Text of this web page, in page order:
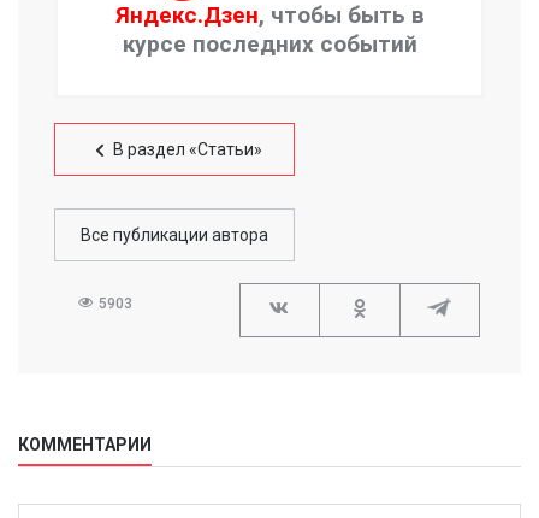
Яндекс.Дзен, чтобы быть в
курсе последних событий
В раздел «Статьи»
Все публикации автора
5903
КОММЕНТАРИИ